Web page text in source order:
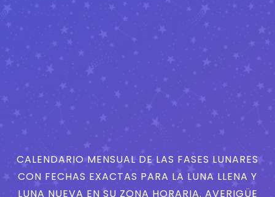
CALENDARIO MENSUAL DE LAS FASES LUNARES
CON FECHAS EXACTAS PARA LA LUNA LLENA Y
LUNA NUEVA EN SU ZONA HORARIA. AVERIGÜE